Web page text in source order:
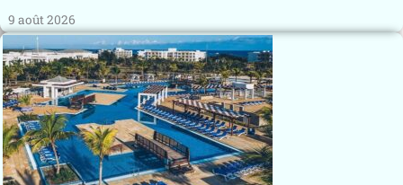
9 août 2026